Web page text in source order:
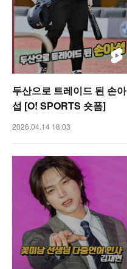
두산으로 트레이드 된 손아
섭 [O! SPORTS 숏폼]
2026.04.14 18:03